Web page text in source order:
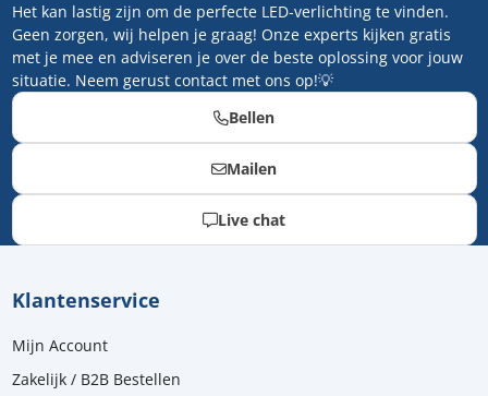
Het kan lastig zijn om de perfecte LED-verlichting te vinden.
Geen zorgen, wij helpen je graag! Onze experts kijken gratis
met je mee en adviseren je over de beste oplossing voor jouw
situatie. Neem gerust contact met ons op!💡
Bellen
Mailen
Live chat
Klantenservice
Mijn Account
Zakelijk / B2B Bestellen